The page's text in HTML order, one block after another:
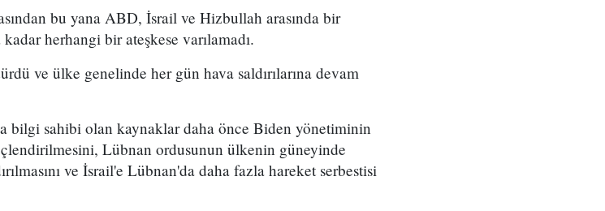
bu yana ABD, İsrail ve Hizbullah arasında bir
herhangi bir ateşkese varılamadı.
ve ülke genelinde her gün hava saldırılarına devam
bilgi sahibi olan kaynaklar daha önce Biden yönetiminin
Lübnan ordusunun ülkenin güneyinde
ve İsrail'e Lübnan'da daha fazla hareket serbestisi